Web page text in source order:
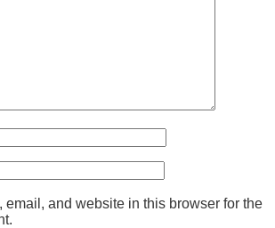
email, and website in this browser for the